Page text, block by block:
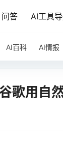
问答 AI工具
AI百科 AI情报
歌用自